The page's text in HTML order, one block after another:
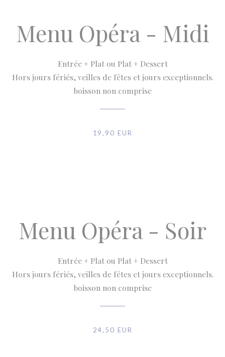
Menu Opéra - Midi
Entrée + Plat ou Plat + Dessert
Hors jours fériés, veilles de fêtes et jours exceptionnels.
boisson non comprise
19,90 EUR
Menu Opéra - Soir
Entrée + Plat ou Plat + Dessert
Hors jours fériés, veilles de fêtes et jours exceptionnels.
boisson non comprise
24,50 EUR